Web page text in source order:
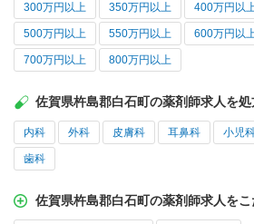
300万円以上 350万円以上 400万円以
500万円以上 550万円以上 600万円以
700万円以上 800万円以上
佐賀県杵島郡白石町の薬剤師求人を
内科 外科 皮膚科 耳鼻科 小児
歯科
佐賀県杵島郡白石町の薬剤師求人を